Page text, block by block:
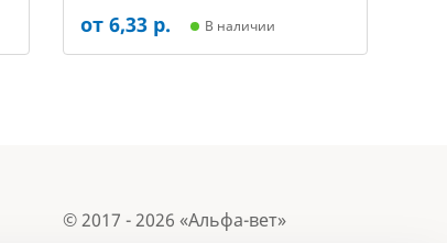
г (арт.-7255)
от 6,33 р. В наличии
© 2017 - 2026 «Альфа-вет»